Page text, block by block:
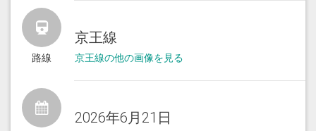
路線
京王線
京王線の他の画像を見る
2026年6月21日